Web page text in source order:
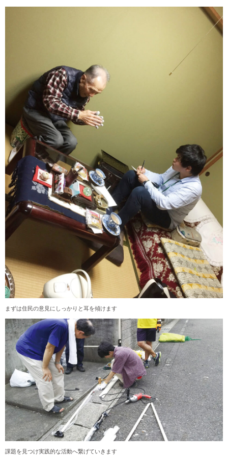
まずは住民の意見にしっかりと耳を傾けます
課題を見つけ実践的な活動へ繋げていきます